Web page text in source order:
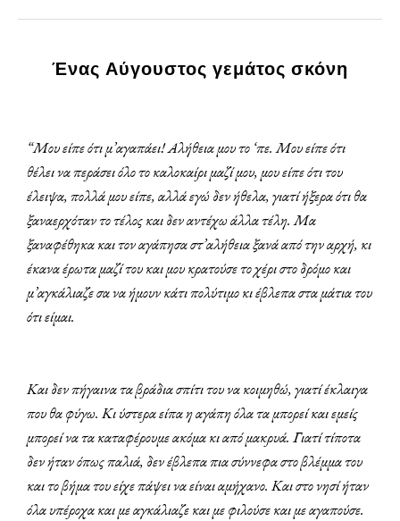
Ένας Αύγουστος γεμάτος σκόνη
“Μου είπε ότι μ’αγαπάει! Αλήθεια μου το ‘πε. Μου είπε ότι
θέλει να περάσει όλο το καλοκαίρι μαζί μου, μου είπε ότι του
έλειψα, πολλά μου είπε, αλλά εγώ δεν ήθελα, γιατί ήξερα ότι θα
ξαναερχόταν το τέλος και δεν αντέχω άλλα τέλη. Μα
ξαναφέθηκα και τον αγάπησα στ’αλήθεια ξανά από την αρχή, κι
έκανα έρωτα μαζί του και μου κρατούσε το χέρι στο δρόμο και
μ’αγκάλιαζε σα να ήμουν κάτι πολύτιμο κι έβλεπα στα μάτια του
ότι είμαι.
Και δεν πήγαινα τα βράδια σπίτι του να κοιμηθώ, γιατί έκλαιγα
που θα φύγω. Κι ύστερα είπα η αγάπη όλα τα μπορεί και εμείς
μπορεί να τα καταφέρουμε ακόμα κι από μακρυά. Γιατί τίποτα
δεν ήταν όπως παλιά, δεν έβλεπα πια σύννεφα στο βλέμμα του
και το βήμα του είχε πάψει να είναι αμήχανο. Και στο νησί ήταν
όλα υπέροχα και με αγκάλιαζε και με φιλούσε και με αγαπούσε.